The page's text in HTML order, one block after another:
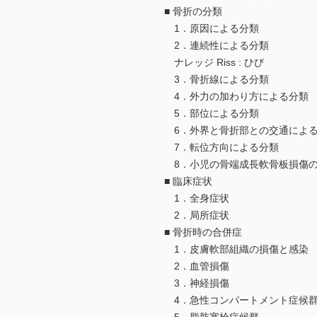
■ 骨折の分類
1．原因による分類
2．連続性による分類
ナレッジ Riss : ひび
3．骨折線による分類
4．外力の加わり方による分類
5．部位による分類
6．外界と骨折部との交通によ
7．転位方向による分類
8．小児の骨端成長軟骨板損傷
■ 臨床症状
1．全身症状
2．局所症状
■ 骨折時の合併症
1．皮膚軟部組織の損傷と感染
2．血管損傷
3．神経損傷
4．急性コンパートメント症候